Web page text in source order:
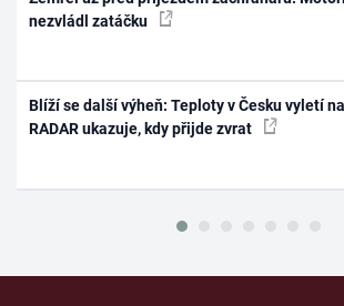
nezvládl zatáčku
Blíží se další výheň: Teploty v Česku vyletí
RADAR ukazuje, kdy přijde zvrat